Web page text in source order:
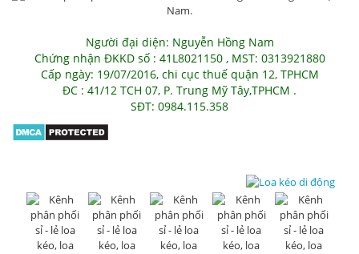
Người đại diện: Nguyễn Hồng Nam
Chứng nhận ĐKKD số : 41L8021150 , MST: 0313921880
Cấp ngày: 19/07/2016, chi cục thuế quận 12, TPHCM
ĐC : 41/12 TCH 07, P. Trung Mỹ Tây,TPHCM .
SĐT: 0984.115.358